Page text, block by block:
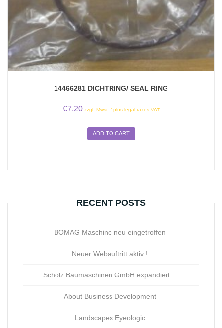
14466281 DICHTRING/ SEAL RING
€7,20 zzgl. Mwst. / plus legal taxes VAT
ADD TO CART
RECENT POSTS
BOMAG Maschine neu eingetroffen
Neuer Webauftritt aktiv !
Scholz Baumaschinen GmbH expandiert…
About Business Development
Landscapes Eyeologic